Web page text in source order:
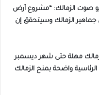
صوت الزمالك: “مشروع أرض
الزمالك وسيتحقق إن
مهلة حتى شهر ديسمبر
الرئاسية واضحة بمنح الزمالك